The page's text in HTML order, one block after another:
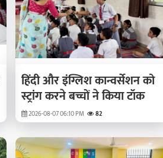
हिंदी और इंग्लिश कान्वर्सेशन को
स्ट्रांग करने बच्चों ने किया टॉक
2026-08-07 06:10 PM 82